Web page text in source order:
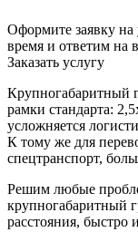
Оформите заявку
время и ответим на
Заказать услугу
Крупногабаритный
рамки стандарта:
усложняется
К тому же для
спецтранспорт,
Решим любые
крупногабаритный
расстояния, быстро